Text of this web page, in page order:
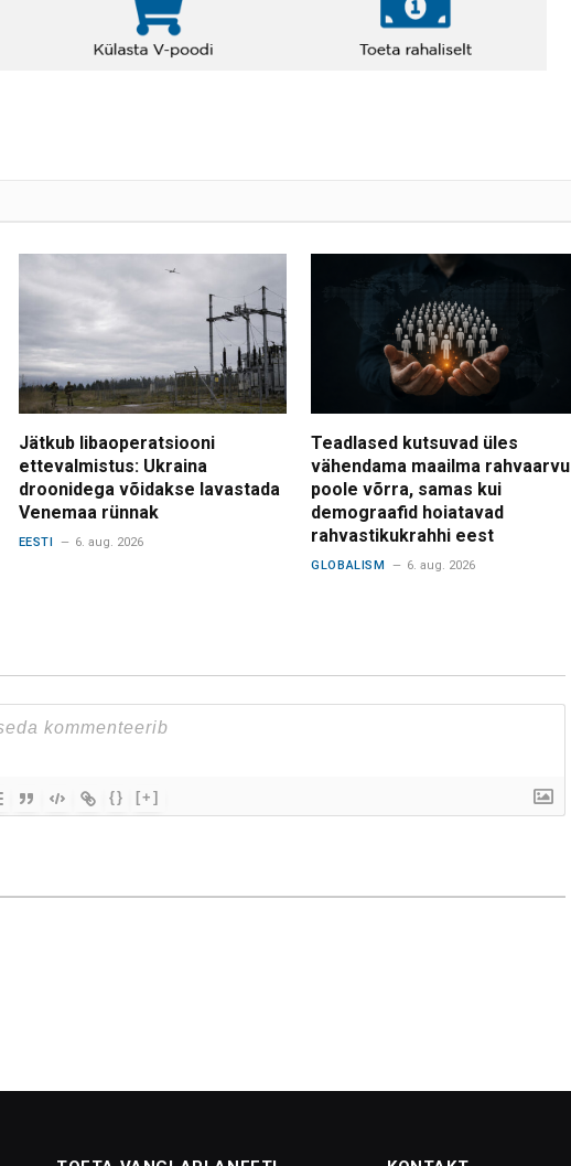
Jätkub libaoperatsiooni
ettevalmistus: Ukraina
droonidega võidakse lavastada
Venemaa rünnak
EESTI 6. aug. 2026
Teadlased kutsuvad üles
vähendama maailma rahvaarvu
poole võrra, samas kui
demograafid hoiatavad
rahvastikukrahhi eest
GLOBALISM 6. aug. 2026
{} [+]